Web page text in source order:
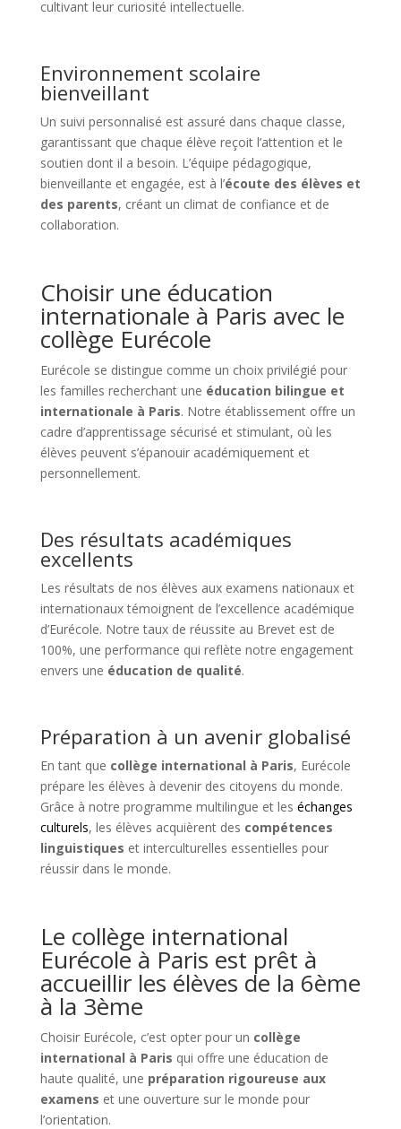
cultivant leur curiosité intellectuelle.
Environnement scolaire
bienveillant
Un suivi personnalisé est assuré dans chaque classe,
garantissant que chaque élève reçoit l’attention et le
soutien dont il a besoin. L’équipe pédagogique,
bienveillante et engagée, est à l’écoute des élèves et
des parents, créant un climat de confiance et de
collaboration.
Choisir une éducation
internationale à Paris avec le
collège Eurécole
Eurécole se distingue comme un choix privilégié pour
les familles recherchant une éducation bilingue et
internationale à Paris. Notre établissement offre un
cadre d’apprentissage sécurisé et stimulant, où les
élèves peuvent s’épanouir académiquement et
personnellement.
Des résultats académiques
excellents
Les résultats de nos élèves aux examens nationaux et
internationaux témoignent de l’excellence académique
d’Eurécole. Notre taux de réussite au Brevet est de
100%, une performance qui reflète notre engagement
envers une éducation de qualité.
Préparation à un avenir globalisé
En tant que collège international à Paris, Eurécole
prépare les élèves à devenir des citoyens du monde.
Grâce à notre programme multilingue et les échanges
culturels, les élèves acquièrent des compétences
linguistiques et interculturelles essentielles pour
réussir dans le monde.
Le collège international
Eurécole à Paris est prêt à
accueillir les élèves de la 6ème
à la 3ème
Choisir Eurécole, c’est opter pour un collège
international à Paris qui offre une éducation de
haute qualité, une préparation rigoureuse aux
examens et une ouverture sur le monde pour
l’orientation.